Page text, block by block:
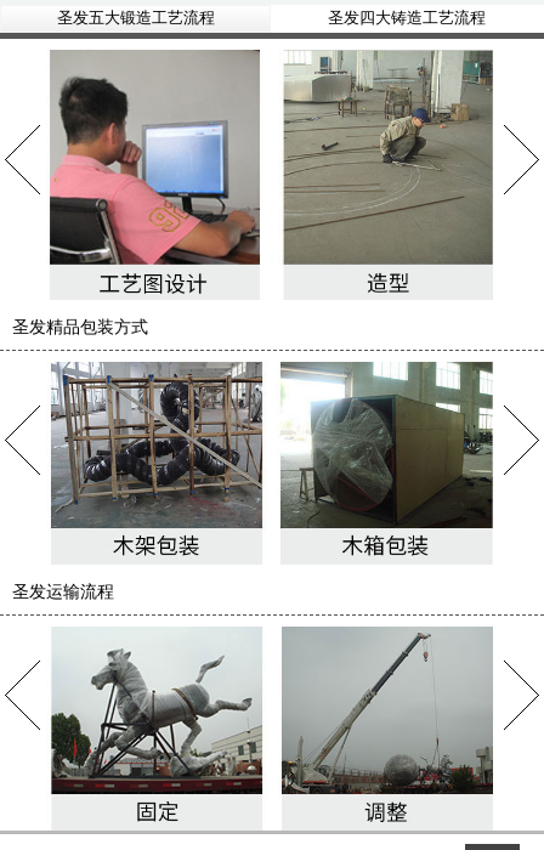
圣发五大锻造工艺流程 圣发四大铸造工艺流程
圣发精品包装方式
圣发运输流程